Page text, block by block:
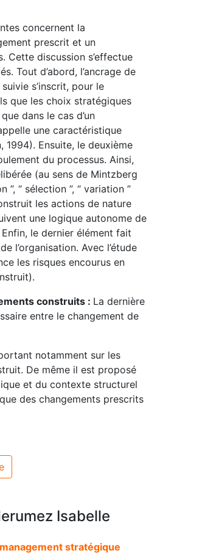
concernent la
prescrit et un
Cette discussion s’effectue
Tout d’abord, l’ancrage de
s’inscrit, pour le
que les choix stratégiques
dans le cas d’un
une caractéristique
1994). Ensuite, le deuxième
du processus. Ainsi,
(au sens de Mintzberg
“ sélection ”, “ variation ”
les actions de nature
une logique autonome de
Enfin, le dernier élément fait
l’organisation. Avec l’étude
les risques encourus en
construits : La dernière
entre le changement de
notamment sur les
De même il est proposé
et du contexte structurel
des changements prescrits
Isabelle
stratégique